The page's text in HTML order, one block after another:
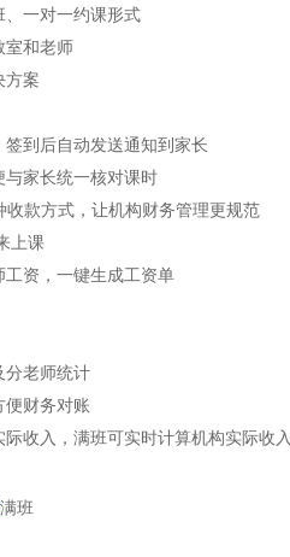
一对一约课形式
和老师
案
到后自动发送通知到家长
家长统一核对课时
款方式，让机构财务管理更规范
上课
资，一键生成工资单
老师统计
财务对账
收入，满班可实时计算机构实际收入